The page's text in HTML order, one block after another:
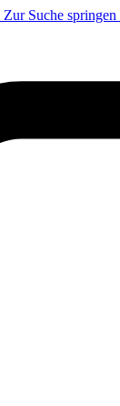
Zur Suche springen